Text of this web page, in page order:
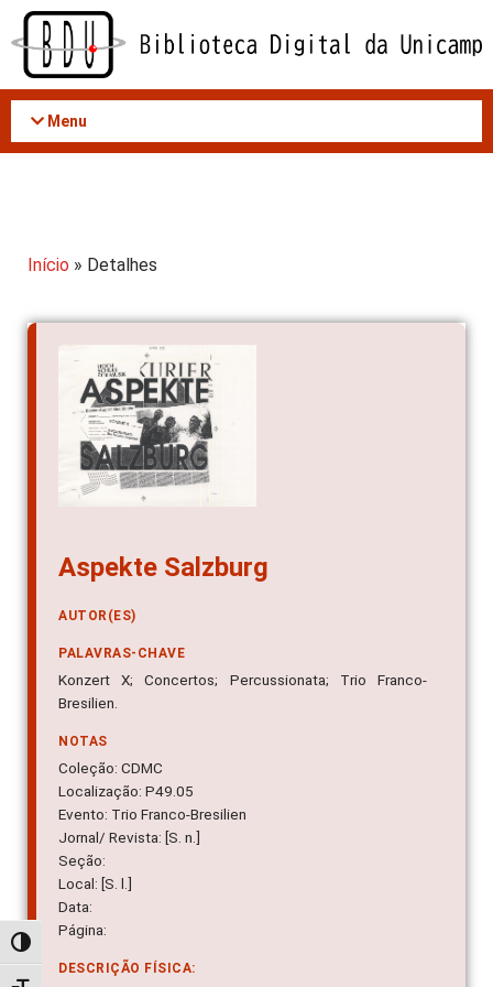
Acessar
conteúdo
Alternar alto contraste
Menu
Início » Detalhes
Aspekte Salzburg
AUTOR(ES)
PALAVRAS-CHAVE
Konzert X; Concertos; Percussionata; Trio Franco-
Bresilien.
NOTAS
Coleção: CDMC
Localização: P49.05
Evento: Trio Franco-Bresilien
Jornal/ Revista: [S. n.]
Seção:
Local: [S. l.]
Data:
Página:
DESCRIÇÃO FÍSICA: